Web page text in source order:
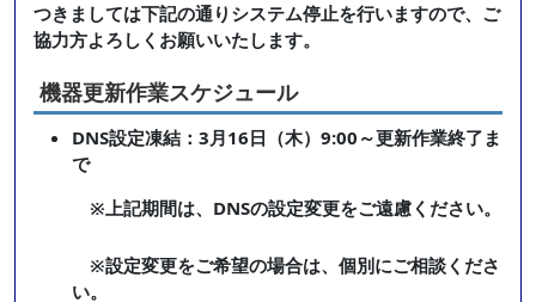
つきましては下記の通りシステム停止を行いますので、ご
協力方よろしくお願いいたします。
機器更新作業スケジュール
DNS設定凍結：3月16日（木）9:00～更新作業終了ま
で
※上記期間は、DNSの設定変更をご遠慮ください。
※設定変更をご希望の場合は、個別にご相談くださ
い。